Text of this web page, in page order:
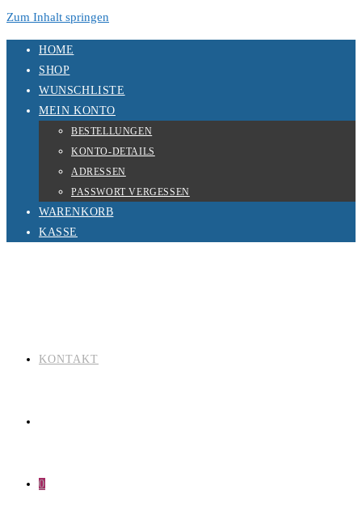
Zum Inhalt springen
HOME
SHOP
WUNSCHLISTE
MEIN KONTO
BESTELLUNGEN
KONTO-DETAILS
ADRESSEN
PASSWORT VERGESSEN
WARENKORB
KASSE
KONTAKT
0